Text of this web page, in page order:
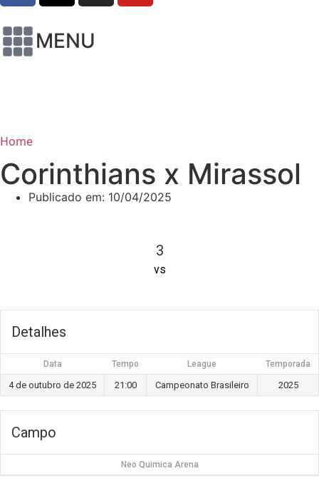
MENU
Home
Corinthians x Mirassol
Publicado em: 10/04/2025
3
vs
Detalhes
Data Tempo League Temporada
4 de outubro de 2025 21:00 Campeonato Brasileiro 2025
Campo
Neo Quimica Arena